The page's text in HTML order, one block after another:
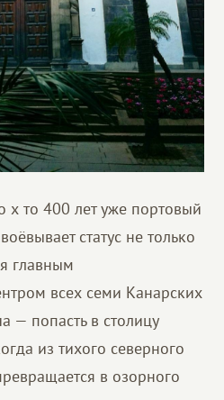
х то 400 лет уже портовый
статус не только
главным
всех семи Канарских
— попасть в столицу
из тихого северного
в озорного